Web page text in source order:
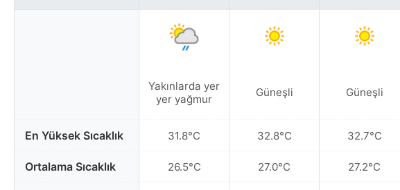
En Yüksek Sıcaklık
Ortalama Sıcaklık
Yakınlarda yer
yer yağmur
31.8°C
26.5°C
Güneşli
32.8°C
27.0°C
Güneşli
32.7°C
27.2°C